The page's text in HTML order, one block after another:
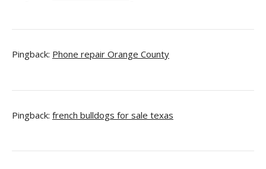
Pingback: Phone repair Orange County
Pingback: french bulldogs for sale texas